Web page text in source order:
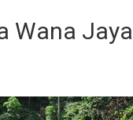
Wana Jaya